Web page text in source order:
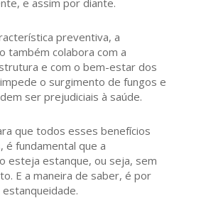
preventiva, a
também colabora com a
e com o bem-estar dos
o surgimento de fungos e
ser prejudiciais à saúde.
que todos esses benefícios
é fundamental que a
esteja estanque, ou seja, sem
E a maneira de saber, é por